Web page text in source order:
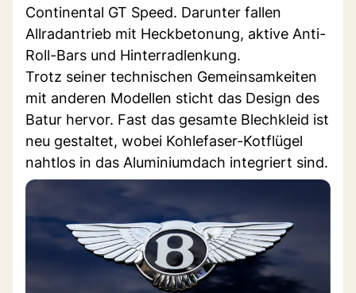
Continental GT Speed. Darunter fallen
Allradantrieb mit Heckbetonung, aktive Anti-
Roll-Bars und Hinterradlenkung.
Trotz seiner technischen Gemeinsamkeiten
mit anderen Modellen sticht das Design des
Batur hervor. Fast das gesamte Blechkleid ist
neu gestaltet, wobei Kohlefaser-Kotflügel
nahtlos in das Aluminiumdach integriert sind.